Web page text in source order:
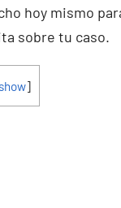
hoy mismo
sobre tu caso.
show]